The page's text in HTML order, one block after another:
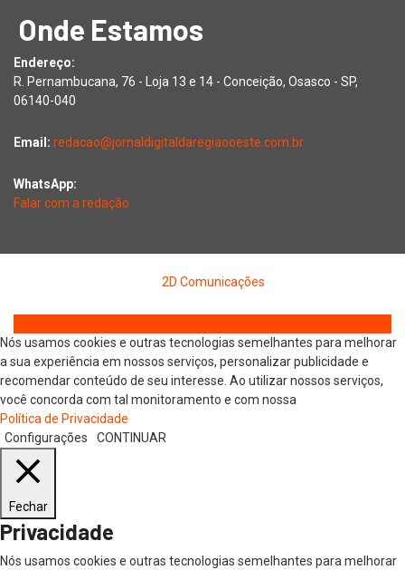
Onde Estamos
Endereço:
R. Pernambucana, 76 - Loja 13 e 14 - Conceição, Osasco - SP,
06140-040
Email: redacao@jornaldigitaldaregiaooeste.com.br
WhatsApp:
Falar com a redação
2D Comunicações
Nós usamos cookies e outras tecnologias semelhantes para melhorar
a sua experiência em nossos serviços, personalizar publicidade e
recomendar conteúdo de seu interesse. Ao utilizar nossos serviços,
você concorda com tal monitoramento e com nossa
Política de Privacidade
Configurações
CONTINUAR
Fechar
Privacidade
Nós usamos cookies e outras tecnologias semelhantes para melhorar